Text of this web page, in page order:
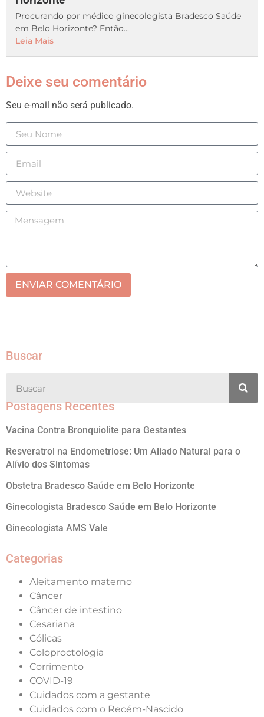
Procurando por médico ginecologista Bradesco Saúde
em Belo Horizonte? Então...
Leia Mais
Deixe seu comentário
Seu e-mail não será publicado.
ENVIAR COMENTÁRIO
Buscar
Postagens Recentes
Vacina Contra Bronquiolite para Gestantes
Resveratrol na Endometriose: Um Aliado Natural para o
Alívio dos Sintomas
Obstetra Bradesco Saúde em Belo Horizonte
Ginecologista Bradesco Saúde em Belo Horizonte
Ginecologista AMS Vale
Categorias
Aleitamento materno
Câncer
Câncer de intestino
Cesariana
Cólicas
Coloproctologia
Corrimento
COVID-19
Cuidados com a gestante
Cuidados com o Recém-Nascido